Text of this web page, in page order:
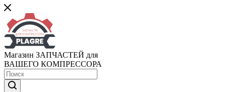
Магазин ЗАПЧАСТЕЙ для
ВАШЕГО КОМПРЕССОРА